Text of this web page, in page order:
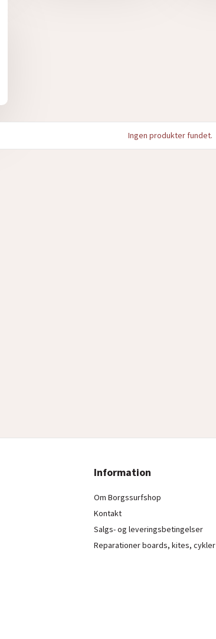
Ingen produkter fundet.
Information
Om Borgssurfshop
Kontakt
Salgs- og leveringsbetingelser
Reparationer boards, kites, cykler